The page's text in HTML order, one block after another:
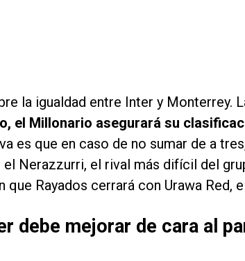
la igualdad entre Inter y Monterrey.
el Millonario asegurará su
es que en caso de no sumar de a
el Nerazzurri, el rival más difícil del
que Rayados cerrará con Urawa Red,
debe mejorar de cara al